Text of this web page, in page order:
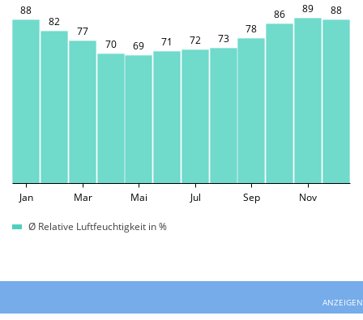
88
82
77
70
69 71 72 73
78
86 89 88
Jan Mar Mai Jul Sep Nov
Ø Relative Luftfeuchtigkeit in %
ANZEIGEN